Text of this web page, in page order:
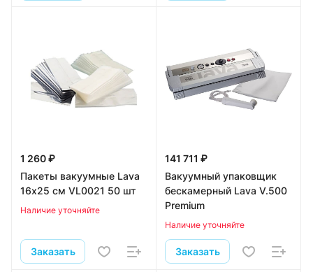
1 260 ₽
Пакеты вакуумные Lava
16х25 см VL0021 50 шт
Наличие уточняйте
Заказать
141 711 ₽
Вакуумный упаковщик
бескамерный Lava V.500
Premium
Наличие уточняйте
Заказать